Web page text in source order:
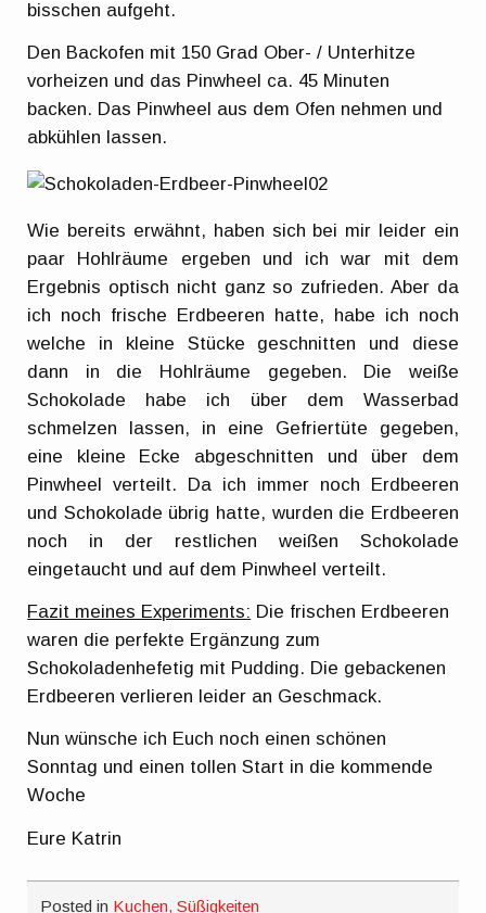
bisschen aufgeht.
Den Backofen mit 150 Grad Ober- / Unterhitze
vorheizen und das Pinwheel ca. 45 Minuten
backen. Das Pinwheel aus dem Ofen nehmen und
abkühlen lassen.
Wie bereits erwähnt, haben sich bei mir leider ein
paar Hohlräume ergeben und ich war mit dem
Ergebnis optisch nicht ganz so zufrieden. Aber da
ich noch frische Erdbeeren hatte, habe ich noch
welche in kleine Stücke geschnitten und diese
dann in die Hohlräume gegeben. Die weiße
Schokolade habe ich über dem Wasserbad
schmelzen lassen, in eine Gefriertüte gegeben,
eine kleine Ecke abgeschnitten und über dem
Pinwheel verteilt. Da ich immer noch Erdbeeren
und Schokolade übrig hatte, wurden die Erdbeeren
noch in der restlichen weißen Schokolade
eingetaucht und auf dem Pinwheel verteilt.
Fazit meines Experiments: Die frischen Erdbeeren
waren die perfekte Ergänzung zum
Schokoladenhefetig mit Pudding. Die gebackenen
Erdbeeren verlieren leider an Geschmack.
Nun wünsche ich Euch noch einen schönen
Sonntag und einen tollen Start in die kommende
Woche
Eure Katrin
Posted in Kuchen, Süßigkeiten